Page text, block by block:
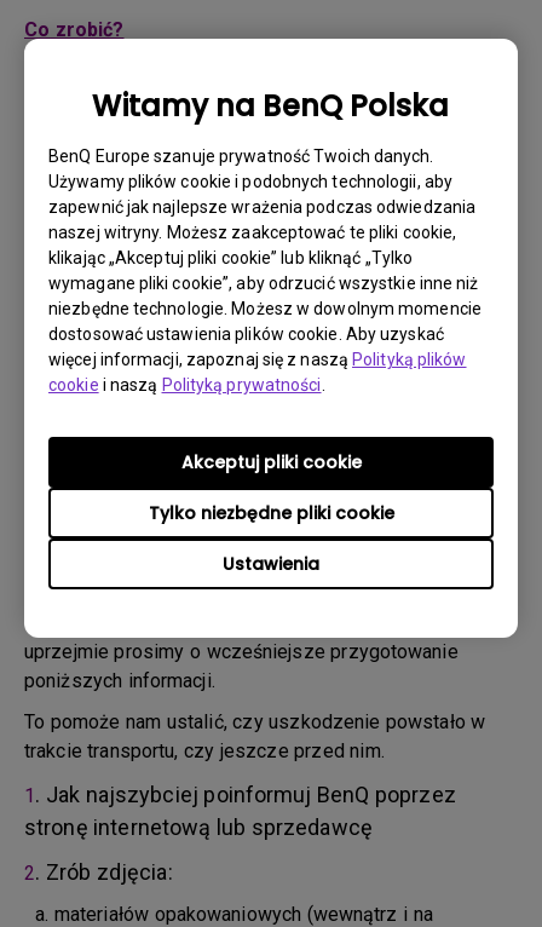
Witamy na BenQ Polska
BenQ Europe szanuje prywatność Twoich danych.
Używamy plików cookie i podobnych technologii, aby
zapewnić jak najlepsze wrażenia podczas odwiedzania
naszej witryny. Możesz zaakceptować te pliki cookie,
klikając „Akceptuj pliki cookie” lub kliknąć „Tylko
wymagane pliki cookie”, aby odrzucić wszystkie inne niż
niezbędne technologie. Możesz w dowolnym momencie
dostosować ustawienia plików cookie. Aby uzyskać
więcej informacji, zapoznaj się z nasząPolityką plików
cookie i naszą Polityką prywatności
Ustawienia
Tylko niezbędne pliki cookie
Akceptuj pliki cookie
Co zrobić?
gwarancyjnym, przysługuje Ci tylko ten rodzaj obsługi,
który został określony przez BenQ dla Twojego
konkretnego produktu.
1. Aby zgłosić się po obsługę gwarancyjną, musisz
wypełnić nasz formularz online i podać wszystkie
niezbędne informacje na temat swojego produktu, usterki
oraz dane kontaktowe. Możesz to zrobić na
stroniewww.benq.eulub na stronie BenQ odpowiedniej
dla Twojego kraju.
2. Następnie skontaktuje się z Tobą Zespół Wsparcia
Technicznego BenQ ("Zespół BenQ") za pośrednictwem
problemu lub potwierdzenia usterki.
3. Gdy Agent prowadzący Twoją sprawę potwierdzi
usterkę, zostanie przydzielony numer RMA dla Twojego
produktu.
4. Musisz odesłać produkt do BenQ, chyba że BenQ
skieruje Cię do Autoryzowanego Serwisu BenQ. Jeśli
Twój produkt dotarł z uszkodzeniem fizycznym,
uprzejmie prosimy o wcześniejsze przygotowanie
poniższych informacji.
To pomoże nam ustalić, czy uszkodzenie powstało w
trakcie transportu, czy jeszcze przed nim.
1 . Jak najszybciej poinformuj BenQ poprzez
stronę internetową lub sprzedawcę
2. Zrób zdjęcia:
a. materiałów opakowaniowych (wewnątrz i na